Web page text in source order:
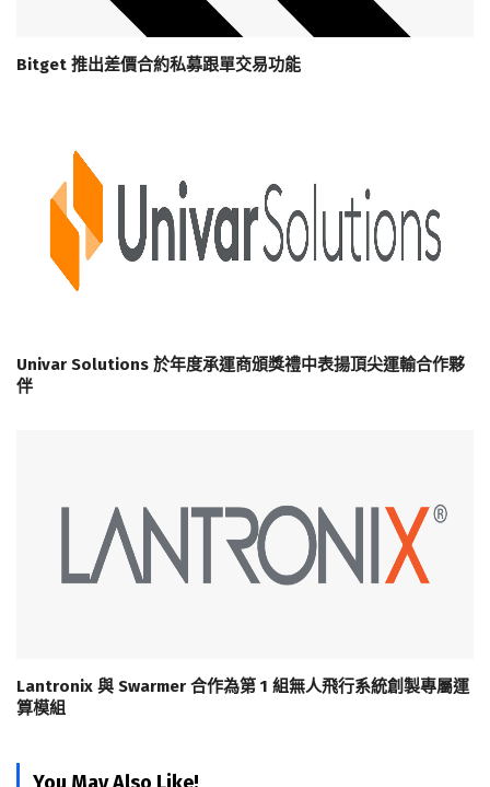
Bitget 推出差價合約私募跟單交易功能
Univar Solutions 於年度承運商頒獎禮中表揚頂尖運輸合作夥
伴
Lantronix 與 Swarmer 合作為第 1 組無人飛行系統創製專屬運
算模組